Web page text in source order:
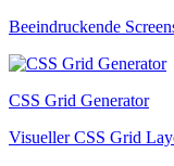
Beeindruckende
CSS Grid Generator
Visueller CSS Grid